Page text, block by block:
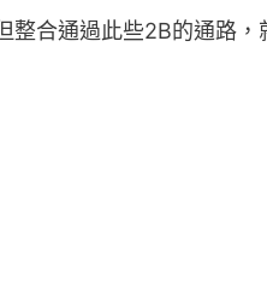
合通過此些2B的通路